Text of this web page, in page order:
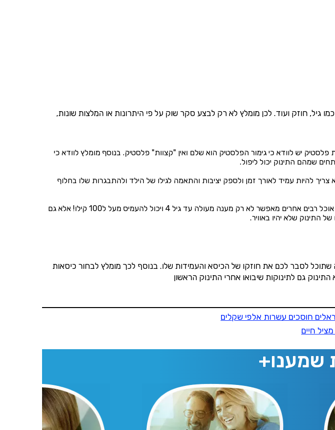
גיל, חוזק ועוד. לכן מומלץ לא רק לבצע סקר שוק על פי היתרונות או המלצות שונות,
יש לוודא כי גימור הפלסטיק הוא שלם ואין "קצוות" פלסטיק. בנוסף מומלץ לוודא כי
שמהם התינוק יכול ליפול.
להיות עמיד לאורך זמן ולספק יציבות והתאמה לגילו של הילד ולהתבגרות שלו בחלוף
אחת הדוגמאות ליכולת מוביליות ורב שימושיות הוא דגם "טריפ טראפ" מבית סגל, שלעומת כיסאות אוכל רבים אחרים מאפשר לא רק מענה מעולה עד גיל 4 ויכול להעמיס מעל ל100 קילו! אלא גם
התינוק שלא יהיו באוויר.
לסבר לכם את חוזקו של הכיסא והעמידות שלו. בנוסף לכך מומלץ לבחור כיסאות
גם לתינוקות שיבואו אחרי התינוק הראשון
חוסכים עשרות אלפי שקלים
חיים
שמענו+
שמענו ותיהנו
מעשיר
×
או השתלמות?